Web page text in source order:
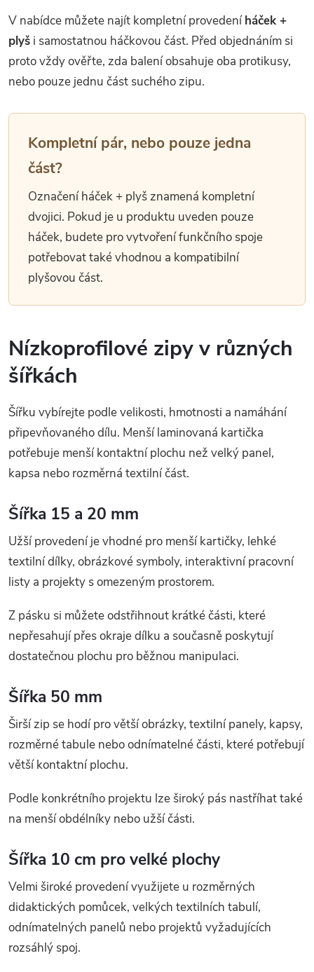
V nabídce můžete najít kompletní provedeníháček +
plyš i samostatnou háčkovou část. Před objednáním si
proto vždy ověřte, zda balení obsahuje oba protikusy,
nebo pouze jednu část suchého zipu.
Kompletní pár, nebo pouze jedna
část?
Označení háček + plyš znamená kompletní
dvojici. Pokud je u produktu uveden pouze
háček, budete pro vytvoření funkčního spoje
potřebovat také vhodnou a kompatibilní
plyšovou část.
Nízkoprofilové zipy v různých
šířkách
Šířku vybírejte podle velikosti, hmotnosti a namáhání
připevňovaného dílu. Menší laminovaná kartička
potřebuje menší kontaktní plochu než velký panel,
kapsa nebo rozměrná textilní část.
Šířka 15 a 20 mm
Užší provedení je vhodné pro menší kartičky, lehké
textilní dílky, obrázkové symboly, interaktivní pracovní
listy a projekty s omezeným prostorem.
Z pásku si můžete odstřihnout krátké části, které
nepřesahují přes okraje dílku a současně poskytují
dostatečnou plochu pro běžnou manipulaci.
Šířka 50 mm
Širší zip se hodí pro větší obrázky, textilní panely, kapsy,
rozměrné tabule nebo odnímatelné části, které potřebují
větší kontaktní plochu.
Podle konkrétního projektu lze široký pás nastříhat také
na menší obdélníky nebo užší části.
Šířka 10 cm pro velké plochy
Velmi široké provedení využijete u rozměrných
didaktických pomůcek, velkých textilních tabulí,
odnímatelných panelů nebo projektů vyžadujících
rozsáhlý spoj.